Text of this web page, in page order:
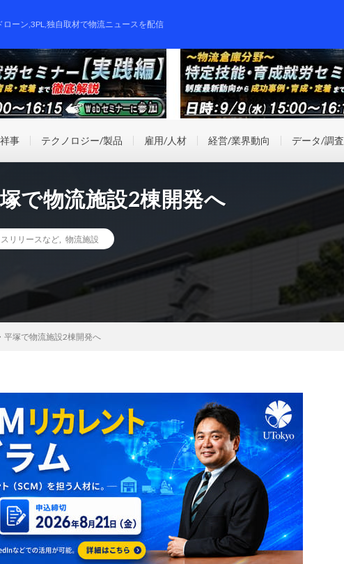
ーン,3PL,独自取材で物流ニュースを配信
事 テクノロジー/製品 雇用/人材 経営/業界動向 データ/調査
で物流施設2棟開発へ
リリースなど 物流施設
平塚で物流施設2棟開発へ